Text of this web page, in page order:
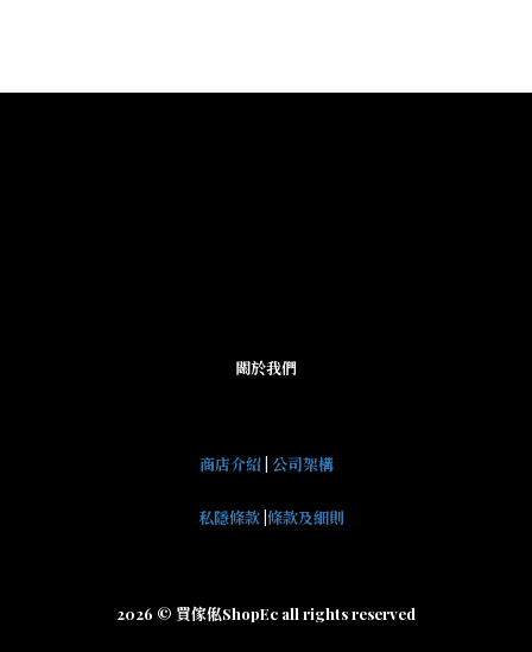
關於我們
商店介紹| 公司架構
私隱條款 條款及細則
2026 © 買傢俬ShopEc all rights reserved